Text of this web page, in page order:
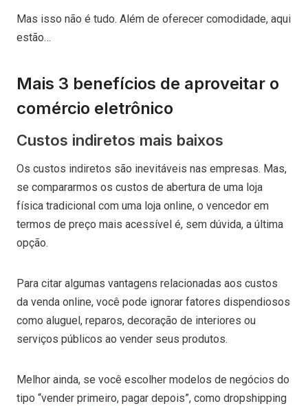
Mas isso não é tudo. Além de oferecer comodidade, aqui
estão…
Mais 3 benefícios de aproveitar o
comércio eletrônico
Custos indiretos mais baixos
Os custos indiretos são inevitáveis nas empresas. Mas,
se compararmos os custos de abertura de uma loja
física tradicional com uma loja online, o vencedor em
termos de preço mais acessível é, sem dúvida, a última
opção.
Para citar algumas vantagens relacionadas aos custos
da venda online, você pode ignorar fatores dispendiosos
como aluguel, reparos, decoração de interiores ou
serviços públicos ao vender seus produtos.
Melhor ainda, se você escolher modelos de negócios do
tipo “vender primeiro, pagar depois”, como dropshipping